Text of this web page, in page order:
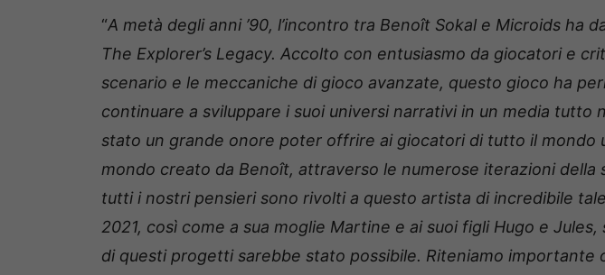
“A metà degli anni ’90, l’incontro tra Benoît Sokal e Microids ha
The Explorer’s Legacy. Accolto con entusiasmo da giocatori e
scenario e le meccaniche di gioco avanzate, questo gioco ha
continuare a sviluppare i suoi universi narrativi in un media tutto
stato un grande onore poter offrire ai giocatori di tutto il mondo
mondo creato da Benoît, attraverso le numerose iterazioni della
tutti i nostri pensieri sono rivolti a questo artista di incredibile
2021, così come a sua moglie Martine e ai suoi figli Hugo e Jules,
di questi progetti sarebbe stato possibile. Riteniamo importante